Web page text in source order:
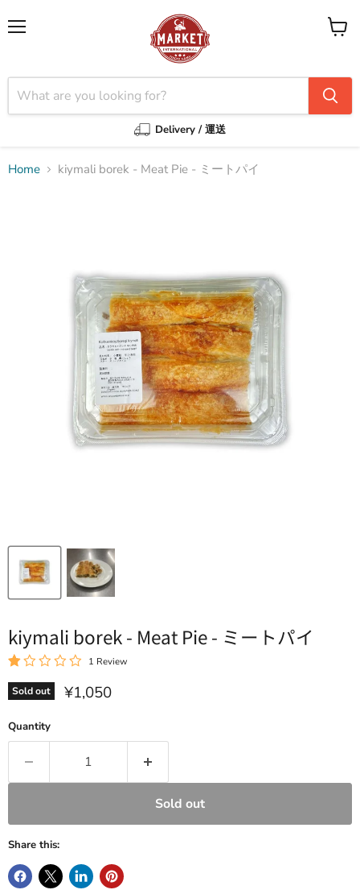
Delivery / 運送
View
Home kiymali borek - Meat Pie - ミートパイ
kiymali borek - Meat Pie - ミートパイ
1 Review
Sold out Current price
¥1,050
Quantity
Sold out
Share this: